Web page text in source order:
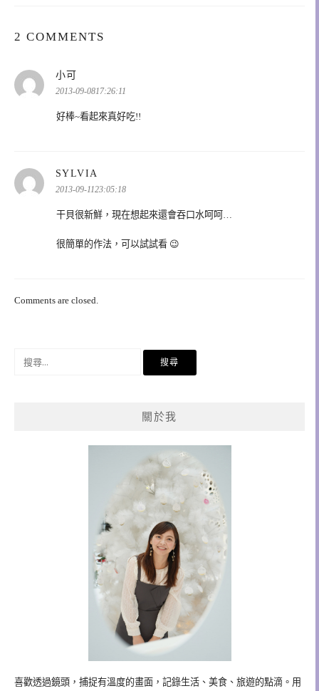
2 COMMENTS
小可
示:
2013-09-0817:26:11
好棒~看起來真好吃!!
SYLVIA
示:
2013-09-1123:05:18
干貝很新鮮，現在想起來還會吞口水呵呵…
很簡單的作法，可以試試看 😉
Comments are closed.
關於我
喜歡透過鏡頭，捕捉有溫度的畫面，記錄生活、美食、旅遊的點滴。用